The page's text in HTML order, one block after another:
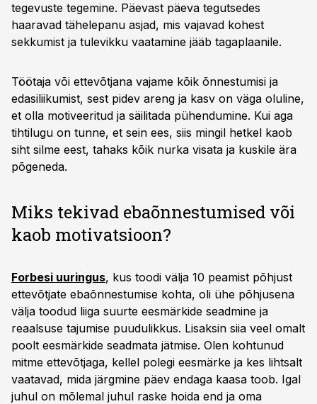
tegevuste tegemine. Päevast päeva tegutsedes
haaravad tähelepanu asjad, mis vajavad kohest
sekkumist ja tulevikku vaatamine jääb tagaplaanile.
Töötaja või ettevõtjana vajame kõik õnnestumisi ja
edasiliikumist, sest pidev areng ja kasv on väga oluline,
et olla motiveeritud ja säilitada pühendumine. Kui aga
tihtilugu on tunne, et sein ees, siis mingil hetkel kaob
siht silme eest, tahaks kõik nurka visata ja kuskile ära
põgeneda.
Miks tekivad ebaõnnestumised või
kaob motivatsioon?
Forbesi uuringus, kus toodi välja 10 peamist põhjust
ettevõtjate ebaõnnestumise kohta, oli ühe põhjusena
välja toodud liiga suurte eesmärkide seadmine ja
reaalsuse tajumise puudulikkus. Lisaksin siia veel omalt
poolt eesmärkide seadmata jätmise. Olen kohtunud
mitme ettevõtjaga, kellel polegi eesmärke ja kes lihtsalt
vaatavad, mida järgmine päev endaga kaasa toob. Igal
juhul on mõlemal juhul raske hoida end ja oma